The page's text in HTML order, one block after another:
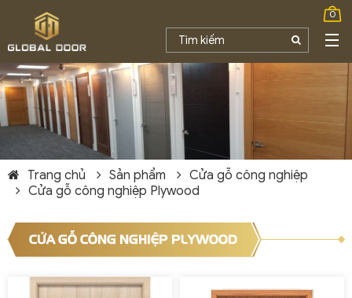
0
Trang chủ Sản phẩm
Cửa gỗ công nghiệp
Cửa gỗ công nghiệp Plywood
CỬA GỖ CÔNG NGHIỆP PLYWOOD